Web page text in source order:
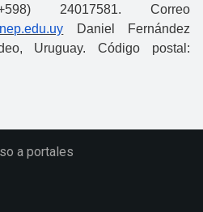
24017581. Correo
Daniel Fernández
Uruguay. Código postal:
a portales